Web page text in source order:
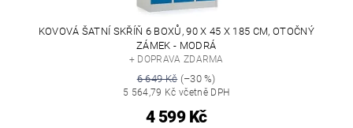
KOVOVÁ ŠATNÍ SKŘÍŇ 6 BOXŮ, 90 X 45 X 185 CM, OTOČNÝ
ZÁMEK - MODRÁ
+ DOPRAVA ZDARMA
6 649 Kč(–30 %)
5 564,79 Kč včetně DPH
4 599 Kč